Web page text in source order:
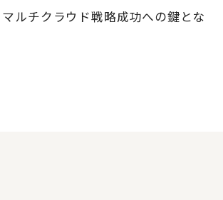
ルチクラウド戦略成功への鍵とな